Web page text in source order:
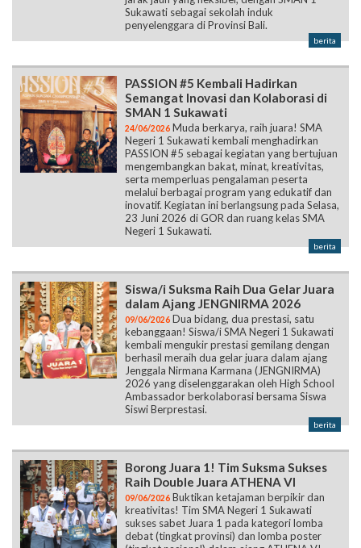
Sukawati sebagai sekolah induk
penyelenggara di Provinsi Bali.
berita
PASSION #5 Kembali Hadirkan
Semangat Inovasi dan Kolaborasi di
SMAN 1 Sukawati
24/06/2026 Muda berkarya, raih juara! SMA
Negeri 1 Sukawati kembali menghadirkan
PASSION #5 sebagai kegiatan yang bertujuan
mengembangkan bakat, minat, kreativitas,
serta memperluas pengalaman peserta
melalui berbagai program yang edukatif dan
inovatif. Kegiatan ini berlangsung pada Selasa,
23 Juni 2026 di GOR dan ruang kelas SMA
Negeri 1 Sukawati.
berita
Siswa/i Suksma Raih Dua Gelar Juara
dalam Ajang JENGNIRMA 2026
09/06/2026 Dua bidang, dua prestasi, satu
kebanggaan! Siswa/i SMA Negeri 1 Sukawati
kembali mengukir prestasi gemilang dengan
berhasil meraih dua gelar juara dalam ajang
Jenggala Nirmana Karmana (JENGNIRMA)
2026 yang diselenggarakan oleh High School
Ambassador berkolaborasi bersama Siswa
Siswi Berprestasi.
berita
Borong Juara 1! Tim Suksma Sukses
Raih Double Juara ATHENA VI
09/06/2026 Buktikan ketajaman berpikir dan
kreativitas! Tim SMA Negeri 1 Sukawati
sukses sabet Juara 1 pada kategori lomba
debat (tingkat provinsi) dan lomba poster